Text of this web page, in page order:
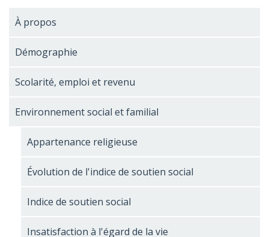
À propos
Démographie
Scolarité, emploi et revenu
Environnement social et familial
Appartenance religieuse
Évolution de l'indice de soutien social
Indice de soutien social
Insatisfaction à l'égard de la vie